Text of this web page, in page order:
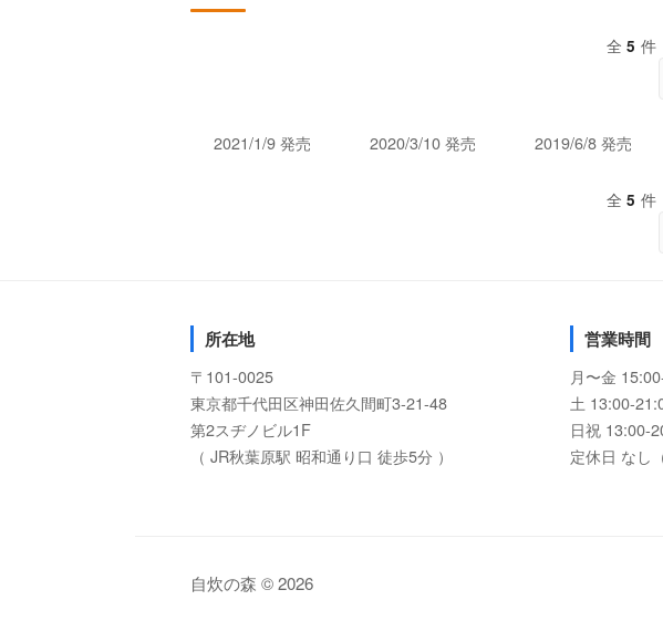
全5 件
2021/1/9 発売 2020/3/10 発売 2019/6/8 発売
全5 件
所在地
〒101-0025
東京都千代田区神田佐久間町3-21-48
第2スヂノビル1F
（ JR秋葉原駅 昭和通り口 徒歩5分 ）
営業時間
月〜金
土 13:00-
日祝 13:00-
定休日 なし
自炊の森 © 2026